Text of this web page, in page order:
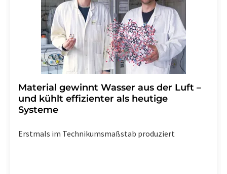
Abbestellung des entsprechenden Newsletters
enthalten.
Material gewinnt Wasser aus der Luft –
und kühlt effizienter als heutige
Systeme
Erstmals im Technikumsmaßstab produziert